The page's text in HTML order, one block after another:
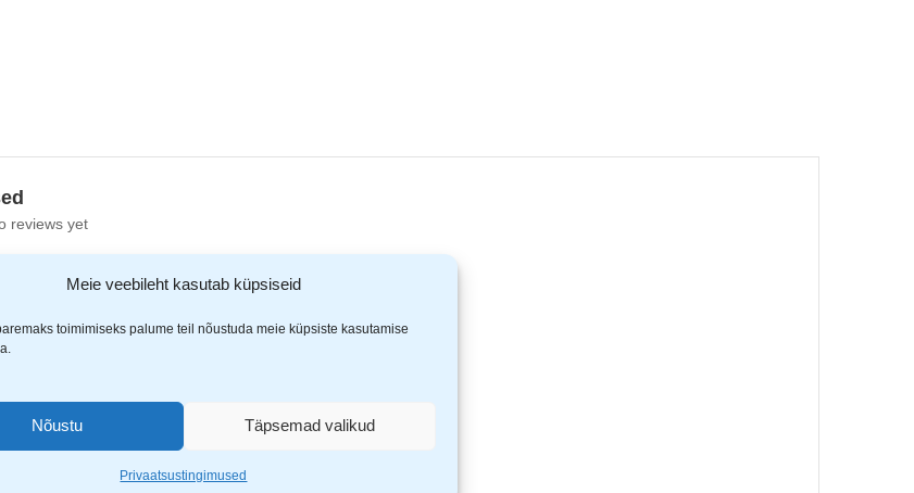
Meie veebileht kasutab küpsiseid
toimimiseks palume teil nõustuda meie küpsiste kasutamise
Nõustu Täpsemad valikud
Privaatsustingimused
reviews yet
KH-1822”